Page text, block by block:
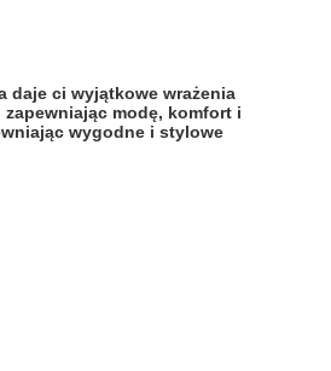
daje ci wyjątkowe wrażenia
modę, komfort i
wygodne i stylowe